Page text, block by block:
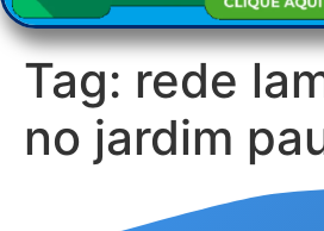
Tag: rede
no jardim